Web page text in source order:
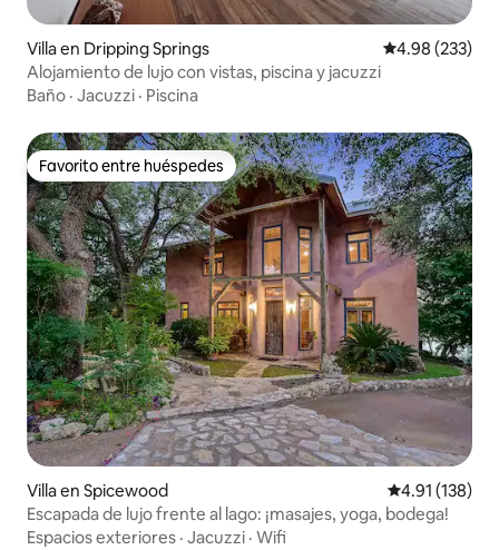
Villa en Dripping Springs Calificación
4.98 (233)
Alojamiento de lujo con vistas, piscina y jacuzzi
Baño · Jacuzzi · Piscina
Favorito entre huéspedes
Favorito entre huéspedes
Villa en Spicewood Calificación
4.91 (138)
Escapada de lujo frente al lago: ¡masajes, yoga, bodega!
Espacios exteriores · Jacuzzi · Wifi